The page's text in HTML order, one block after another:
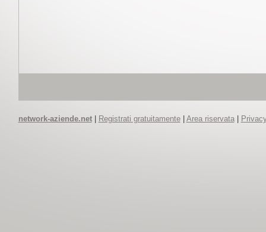
network-aziende.net| Registrati gratuitamente| Area riservata|